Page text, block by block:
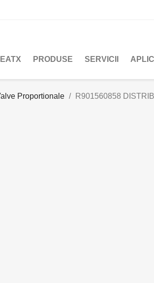
PRODUSE SERVICII
Proportionale R901560858